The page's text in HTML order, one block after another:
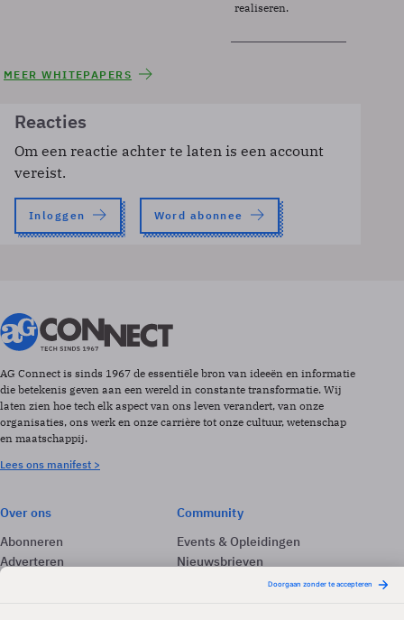
realiseren.
MEER WHITEPAPERS
Reacties
Om een reactie achter te laten is een account
vereist.
Inloggen Word abonnee
AG Connect is sinds 1967 de essentiële bron van ideeën en informatie
die betekenis geven aan een wereld in constante transformatie. Wij
laten zien hoe tech elk aspect van ons leven verandert, van onze
organisaties, ons werk en onze carrière tot onze cultuur, wetenschap
en maatschappij.
Lees ons manifest >
Over ons
Abonneren
Adverteren
Community
Events & Opleidingen
Nieuwsbrieven